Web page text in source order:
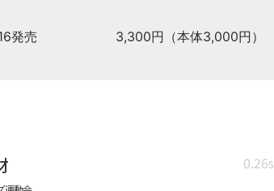
発売
3,300円（本体3,000円）
0.26s